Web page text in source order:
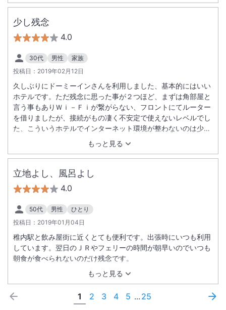
少し残念
4.0
30代 男性
家族
投稿日： 2019年02月12日
もっと見る
久しぶりにドーミーインさんを利用しました、基本的にはいい
ホテルです。ただ残念に思った事が２つほど、まずは角部屋と
言う事もありＷｉ－Ｆｉが繋がらない、フロントにてルーター
を借りましたが、接続がもの凄く不安定で使えないレベルでし
た、こういうホテルでインターネット環境が整わないのは少し
残念です。もう一つは忙しいのか人手が足りないのか、ベット
の下の掃除が行き届いていなかった、たまたま子供がベットの
下に落とした物を拾いにずらした際、１０円玉といつのかわか
らないチョコレートが落ちてました…これにはがっかり。ご
残念でした。でも夜鳴そばは最高でしたよ！
立地よし、風呂よし
4.0
50代 男性
ひとり
投稿日： 2019年01月04日
もっと見る
稚内駅と飲み屋街に近くとても便利です。出張時にいつも利用
しています。翌日のＪＲやフェリーの時間が朝早いのでいつも
朝食が食べられないのだけ残念です。
1 2 3 4 5 ... 25